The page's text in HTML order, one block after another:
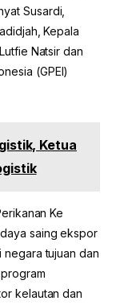
Susardi,
Kepala
Natsir dan
(GPEI)
Ketua
Ke
saing ekspor
tujuan dan
kelautan dan